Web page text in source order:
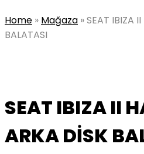
Home » Mağaza »SEAT IBIZA
BALATASI
SEAT IBIZA II
ARKA DİSK